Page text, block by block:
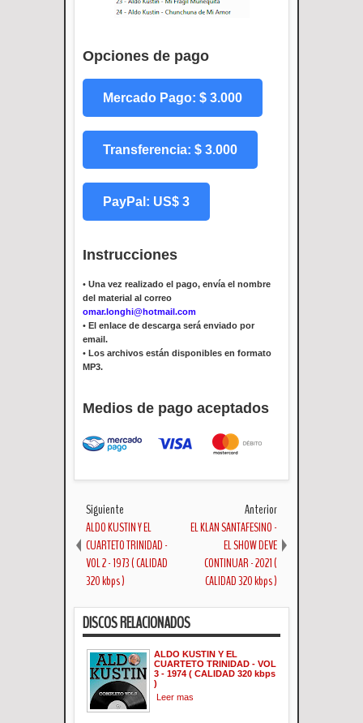
Opciones de pago
Mercado Pago: $ 3.000
Transferencia: $ 3.000
PayPal: US$ 3
Instrucciones
• Una vez realizado el pago, envía el nombre
del material al correo
omar.longhi@hotmail.com
• El enlace de descarga será enviado por
email.
• Los archivos están disponibles en formato
MP3.
Medios de pago aceptados
Siguiente
ALDO KUSTIN Y EL
CUARTETO TRINIDAD -
VOL 2 - 1973 ( CALIDAD
320 kbps )
Anterior
EL KLAN SANTAFESINO -
EL SHOW DEVE
CONTINUAR - 2021 (
CALIDAD 320 kbps )
DISCOS RELACIONADOS
ALDO KUSTIN Y EL
CUARTETO TRINIDAD - VOL
3 - 1974 ( CALIDAD 320 kbps
)
Leer mas